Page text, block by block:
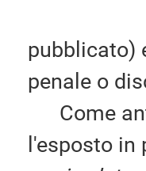
pubblicato)
penale o
Come
l'esposto in